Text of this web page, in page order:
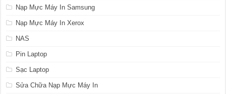
Nạp Mực Máy In Samsung
Nạp Mực Máy In Xerox
NAS
Pin Laptop
Sạc Laptop
Sửa Chữa Nạp Mực Máy In